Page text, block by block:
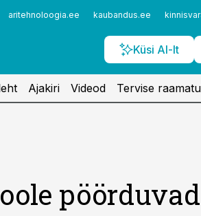
aritehnoloogia.ee kaubandus.ee
Küsi AI-lt
Ajakiri Videod Tervise
pöörduvad